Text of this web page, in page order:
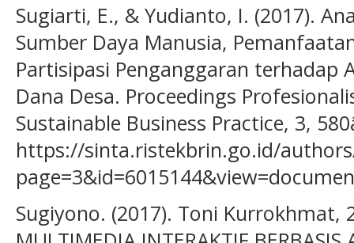
Sugiarti, E., & Yudianto, I. (2017).
Sumber Daya Manusia,
Partisipasi Penganggaran terhadap
Dana Desa. Proceedings
Sustainable Business Practice, 3,
https://sinta.ristekbrin.go.id/
Sugiyono. (2017). Toni Kurrokhmat,